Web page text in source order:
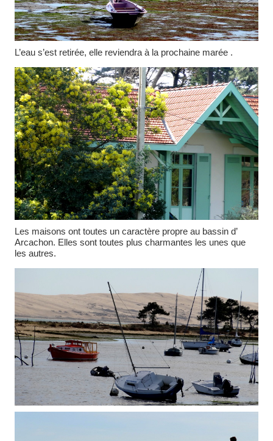
L’eau s’est retirée, elle reviendra à la prochaine marée .
Les maisons ont toutes un caractère propre au bassin d’
Arcachon. Elles sont toutes plus charmantes les unes que
les autres.